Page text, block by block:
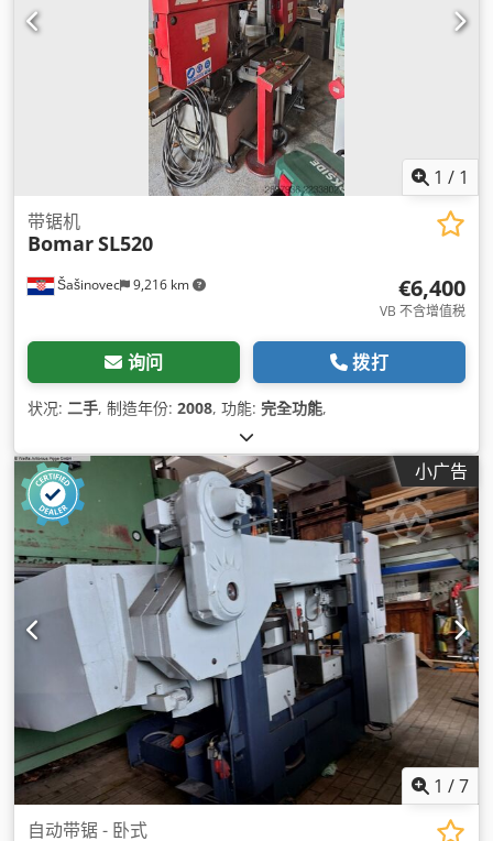
1 / 1
Šašinovec 9,216 km
带锯机
BomarSL520
€6,400
VB 不含增值税
询问 拨打
状况: 二手, 制造年份: 2008, 功能: 完全功能,
小广告
1 /7
自动带锯 - 卧式